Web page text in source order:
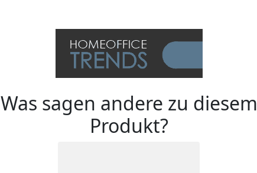
Was sagen andere zu diesem
Produkt?